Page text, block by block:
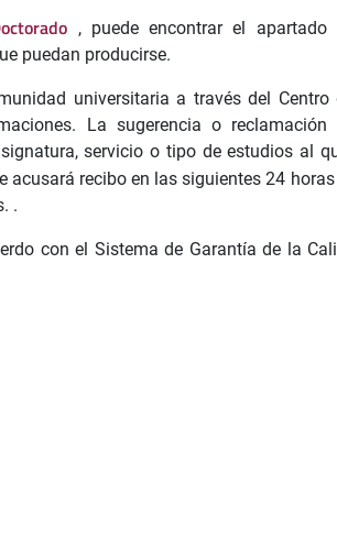
, puede encontrar el apartado
puedan producirse.
universitaria a través del Centro
La sugerencia o
servicio o tipo de estudios al
acusará recibo en las siguientes 24
.
con el Sistema de Garantía de la